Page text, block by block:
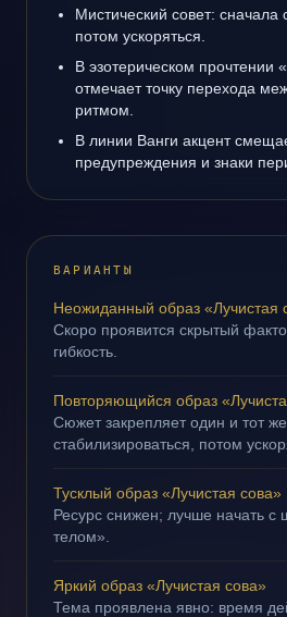
Мистический совет: сначала
потом ускоряться.
В эзотерическом прочтении
отмечает точку перехода
ритмом.
В линии Ванги акцент
предупреждения и знаки
ВАРИАНТЫ
Неожиданный образ «Лучистая
Скоро проявится скрытый
гибкость.
Повторяющийся образ
Сюжет закрепляет один и тот
стабилизироваться, потом
Тусклый образ «Лучистая сова»
Ресурс снижен; лучше начать с
телом».
Яркий образ «Лучистая сова»
Тема проявлена явно: время